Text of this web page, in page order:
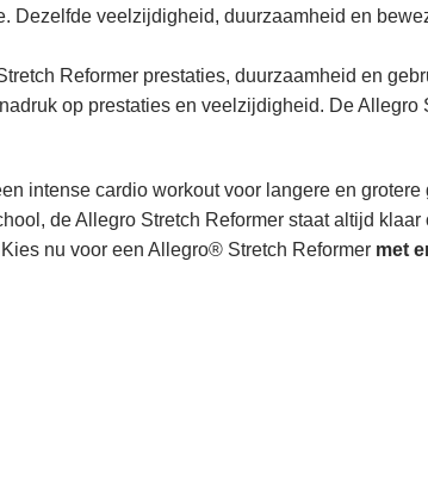
Dezelfde veelzijdigheid, duurzaamheid en
Reformer prestaties, duurzaamheid en
op prestaties en veelzijdigheid. De
intense cardio workout voor langere en
de Allegro Stretch Reformer staat altijd
nu voor een Allegro® Stretch Reformer met